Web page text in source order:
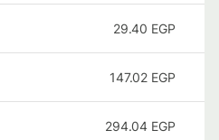
29.40 EGP
147.02 EGP
294.04 EGP